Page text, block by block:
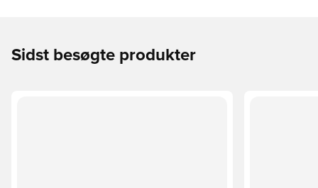
Sidst besøgte produkter